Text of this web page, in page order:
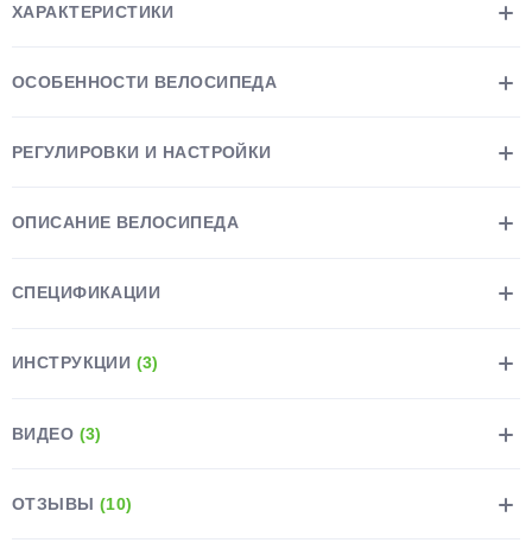
ХАРАКТЕРИСТИКИ
ОСОБЕННОСТИ ВЕЛОСИПЕДА
РЕГУЛИРОВКИ И НАСТРОЙКИ
ОПИСАНИЕ ВЕЛОСИПЕДА
СПЕЦИФИКАЦИИ
ИНСТРУКЦИИ (3)
ВИДЕО (3)
ОТЗЫВЫ (10)